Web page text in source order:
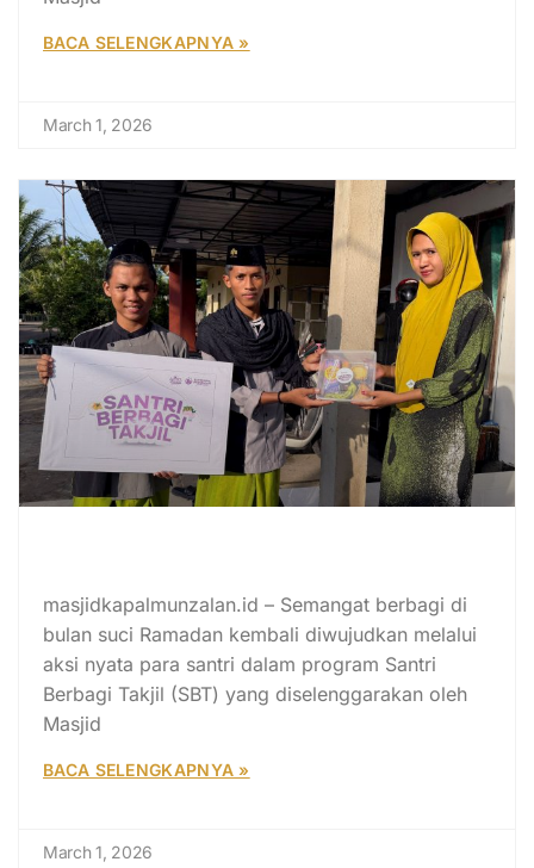
BACA SELENGKAPNYA »
March 1, 2026
masjidkapalmunzalan.id – Semangat berbagi di
bulan suci Ramadan kembali diwujudkan melalui
aksi nyata para santri dalam program Santri
Berbagi Takjil (SBT) yang diselenggarakan oleh
Masjid
BACA SELENGKAPNYA »
March 1, 2026